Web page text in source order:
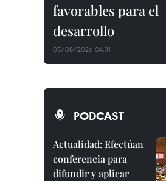
favorables para el
desarrollo
05/08/2026 04:31
PODCAST
Actualidad: Efectúan
conferencia para
difundir y aplicar